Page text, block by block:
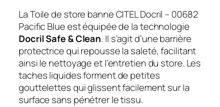
La Toile de store banne CITEL Docril – 00682
Pacific Blue est équipée de la technologie
Docril Safe & Clean. Il s’agit d’une barrière
protectrice qui repousse la saleté, facilitant
ainsi le nettoyage et l’entretien du store. Les
taches liquides forment de petites
gouttelettes qui glissent facilement sur la
surface sans pénétrer le tissu.